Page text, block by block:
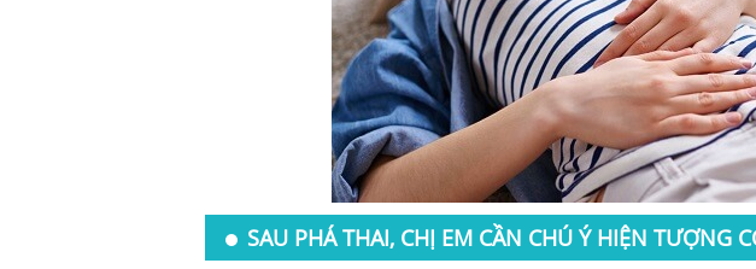
SAU PHÁ THAI, CHỊ EM CẦN CHÚ Ý HIỆN TƯỢNG